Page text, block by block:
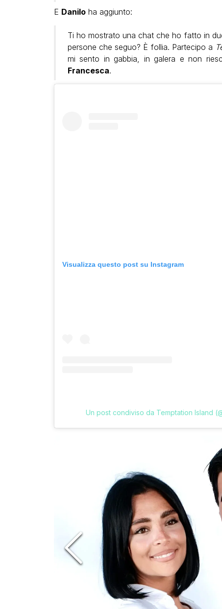
E Daniloha aggiunto:
Ti ho mostrato una chat che ho fatto in
persone che seguo? È follia. Partecipo a
mi sento in gabbia, in galera e non
Francesca.
Visualizza questo post su Instagram
Un post condiviso da Temptation Island